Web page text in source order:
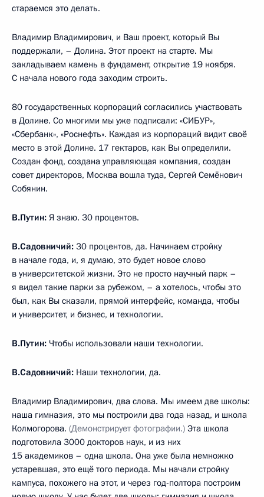
стараемся это делать.
Владимир Владимирович, и Ваш проект, который Вы
поддержали, – Долина. Этот проект на старте. Мы
закладываем камень в фундамент, открытие 19 ноября.
С начала нового года заходим строить.
80 государственных корпораций согласились участвовать
в Долине. Со многими мы уже подписали: «СИБУР»,
«Сбербанк», «Роснефть». Каждая из корпораций видит своё
место в этой Долине. 17 гектаров, как Вы определили.
Создан фонд, создана управляющая компания, создан
совет директоров, Москва вошла туда, Сергей Семёнович
Собянин.
В.Путин: Я знаю. 30 процентов.
В.Садовничий: 30 процентов, да. Начинаем стройку
в начале года, и, я думаю, это будет новое слово
в университетской жизни. Это не просто научный парк –
я видел такие парки за рубежом, – а хотелось, чтобы это
был, как Вы сказали, прямой интерфейс, команда, чтобы
и университет, и бизнес, и технологии.
В.Путин: Чтобы использовали наши технологии.
В.Садовничий: Наши технологии, да.
Владимир Владимирович, два слова. Мы имеем две школы:
наша гимназия, это мы построили два года назад, и школа
Колмогорова. (Демонстрирует фотографии.) Эта школа
подготовила 3000 докторов наук, и из них
15 академиков – одна школа. Она уже была немножко
устаревшая, это ещё того периода. Мы начали стройку
кампуса, похожего на этот, и через год-полтора построим